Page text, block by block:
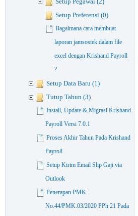
Setup Preferensi (0)
Bagaimana cara membuat
laporan jamsostek dalam file
excel dengan Krishand Payroll
?
Setup Data Baru (1)
Tutup Tahun (3)
Install, Update & Migrasi Krishand
Payroll Versi 7.0.1
Proses Akhir Tahun Pada Krishand
Payroll
Setup Kirim Email Slip Gaji via
Outlook
Penerapan PMK
No.44/PMK.03/2020 PPh 21 Pada